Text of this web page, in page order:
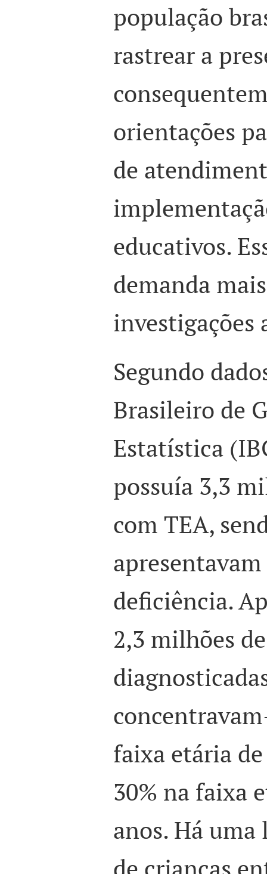
população
rastrear a
orientações
de
educativos.
demanda
investigações
Segundo
Brasileiro de
Estatística
possuía 3,3
com TEA,
deficiência.
2,3 milhões
faixa etária
30% na faixa
anos. Há